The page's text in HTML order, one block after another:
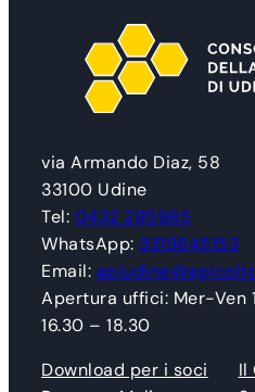
via Armando Diaz, 58
33100 Udine
Tel: 0432 295985
WhatsApp: 3319845153
Email:
Apertura uffici: Mer-Ven
16.30 – 18.30
Download per i soci
Il